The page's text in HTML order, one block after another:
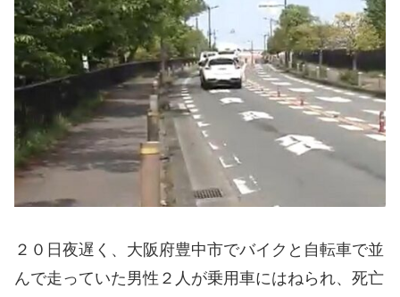
２０日夜遅く、大阪府豊中市でバイクと自転車で並
んで走っていた男性２人が乗用車にはねられ、死亡